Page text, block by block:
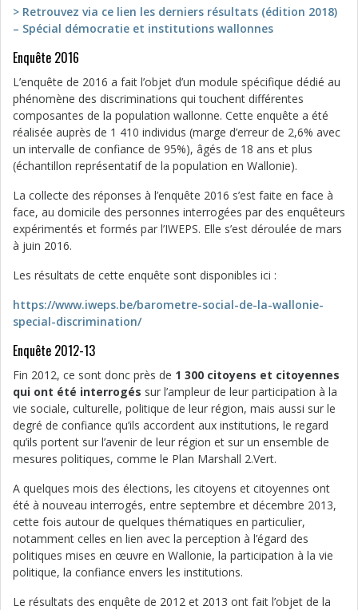
> Retrouvez via ce lien les derniers résultats (édition 2018)
– Spécial démocratie et institutions wallonnes
Enquête 2016
L’enquête de 2016 a fait l’objet d’un module spécifique dédié au
phénomène des discriminations qui touchent différentes
composantes de la population wallonne. Cette enquête a été
réalisée auprès de 1 410 individus (marge d’erreur de 2,6% avec
un intervalle de confiance de 95%), âgés de 18 ans et plus
(échantillon représentatif de la population en Wallonie).
La collecte des réponses à l’enquête 2016 s’est faite en face à
face, au domicile des personnes interrogées par des enquêteurs
expérimentés et formés par l’IWEPS. Elle s’est déroulée de mars
à juin 2016.
Les résultats de cette enquête sont disponibles ici :
https://www.iweps.be/barometre-social-de-la-wallonie-
special-discrimination/
Enquête 2012-13
Fin 2012, ce sont donc près de 1 300 citoyens et citoyennes
qui ont été interrogés sur l’ampleur de leur participation à la
vie sociale, culturelle, politique de leur région, mais aussi sur le
degré de confiance qu’ils accordent aux institutions, le regard
qu’ils portent sur l’avenir de leur région et sur un ensemble de
mesures politiques, comme le Plan Marshall 2.Vert.
A quelques mois des élections, les citoyens et citoyennes ont
été à nouveau interrogés, entre septembre et décembre 2013,
cette fois autour de quelques thématiques en particulier,
notamment celles en lien avec la perception à l’égard des
politiques mises en œuvre en Wallonie, la participation à la vie
politique, la confiance envers les institutions.
Le résultats des enquête de 2012 et 2013 ont fait l’objet de la